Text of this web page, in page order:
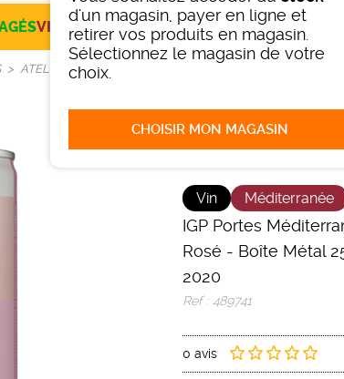
d'un magasin, payer en ligne et
retirer vos produits en magasin.
Sélectionnez le magasin de votre
choix.
CHOISIR MON MAGASIN
VINSCHAMPAGNESSPIRITUEUXBIÈRES
ATELIER MIRABEAU ROSÉ 25CL 2020
ATELIER
Vin Méditerranée
IGP Portes
Rosé - Boîte Métal
2020
Ref : 489741
0 avis